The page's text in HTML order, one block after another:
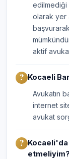
edilmediği
olarak yer
aktif
Kocaeli
Avukatın
internet
avukat
etmeliyim?